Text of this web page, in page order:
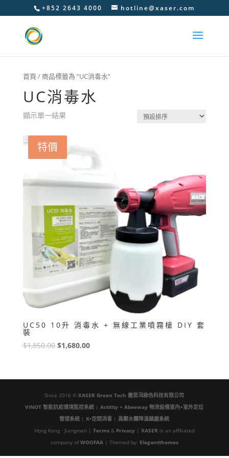
+852 2643 4000 hotline@xaser.com
首頁 / 商品標籤為 “UC消毒水”
UC消毒水
顯示單一結果
特價
UC50 10升 消毒水 + 無線工業噴霧槍 DIY 套
裝
$1,850.00 原
格：
$1,850.00。
$1,680.00目
格：
$1,680.00。
Since 2016 ©XASER Green Tech 撒思洱綠色科技有限公司
ViNOT 智能抗疫環境監控系統 |Actility + Abeeway 物流設備室內+室外定位
管理系統 |X•空間消毒 | 高壓水霧降溫鎮塵系統
Hong Kong · Jiangmen | Terms& Privacy| XASER is an affiliated
company ofWOOFAA| Themed by: Elegantthemes